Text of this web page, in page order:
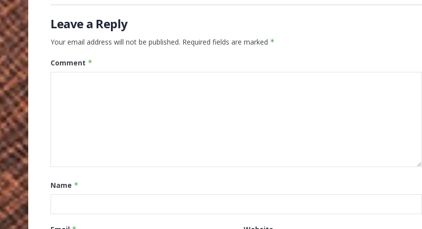
Leave a Reply
Your email address will not be published. Required fields are marked *
Comment *
Name *